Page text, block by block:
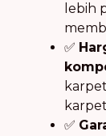
lebih
✅
✅